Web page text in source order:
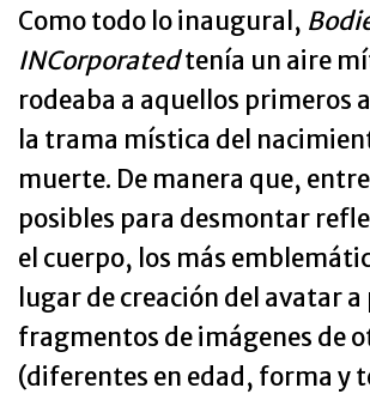
Como todo lo inaugural,
INCorporatedtenía un aire
rodeaba a aquellos primeros
la trama mística del
muerte. De manera que,
posibles para desmontar
el cuerpo, los más
lugar de creación del avatar
fragmentos de imágenes de
(diferentes en edad, forma y